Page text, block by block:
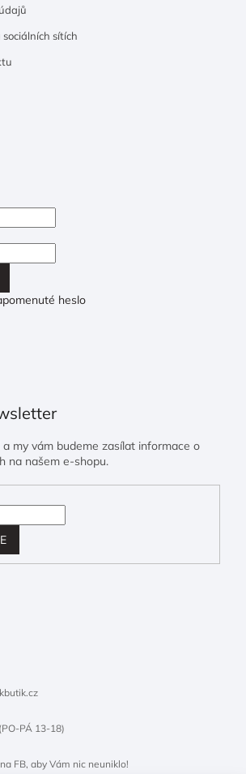
sítích
heslo
my vám budeme zasílat informace o
na našem e-shopu.
PÁ 13-18)
FB, aby Vám nic neuniklo!